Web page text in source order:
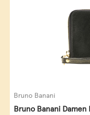
Bruno Banani
Bruno Banani